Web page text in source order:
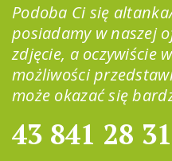
Podoba Ci się
posiadamy w naszej
zdjęcie, a oczywiście
możliwości
może okazać się
43 841 28 31